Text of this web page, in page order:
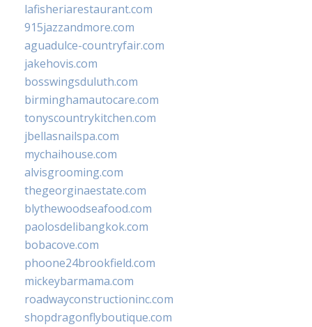
lafisheriarestaurant.com
915jazzandmore.com
aguadulce-countryfair.com
jakehovis.com
bosswingsduluth.com
birminghamautocare.com
tonyscountrykitchen.com
jbellasnailspa.com
mychaihouse.com
alvisgrooming.com
thegeorginaestate.com
blythewoodseafood.com
paolosdelibangkok.com
bobacove.com
phoone24brookfield.com
mickeybarmama.com
roadwayconstructioninc.com
shopdragonflyboutique.com